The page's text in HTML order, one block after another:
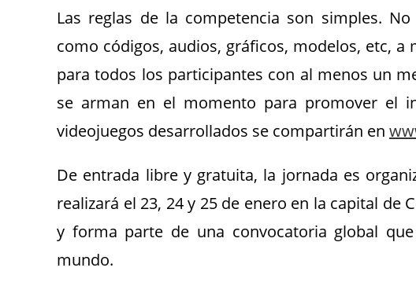
Las reglas de la competencia son simples.
como códigos, audios, gráficos, modelos, etc,
para todos los participantes con al menos un
se arman en el momento para promover el
videojuegos desarrollados se compartirán en
De entrada libre y gratuita, la jornada es
realizará el 23, 24 y 25 de enero en la capital de
y forma parte de una convocatoria global
mundo.